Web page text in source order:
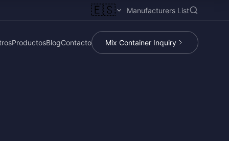
🇪🇸 Manufacturers List
ProductosBlogContacto Mix Container Inquiry